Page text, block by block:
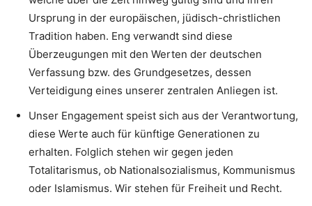
Ursprung in der europäischen, jüdisch-christlichen
Tradition haben. Eng verwandt sind diese
Überzeugungen mit den Werten der deutschen
Verfassung bzw. des Grundgesetzes, dessen
Verteidigung eines unserer zentralen Anliegen ist.
Unser Engagement speist sich aus der Verantwortung,
diese Werte auch für künftige Generationen zu
erhalten. Folglich stehen wir gegen jeden
Totalitarismus, ob Nationalsozialismus, Kommunismus
oder Islamismus. Wir stehen für Freiheit und Recht.